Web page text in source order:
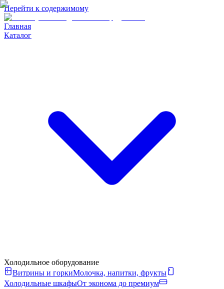
Перейти к содержимому
Главная
Каталог
Холодильное оборудование
Витрины и горкиМолочка, напитки, фрукты
Холодильные шкафыОт эконома до премиум